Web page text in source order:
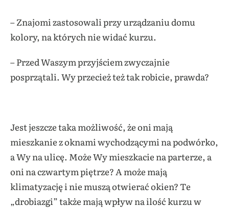
– Znajomi zastosowali przy urządzaniu domu
kolory, na których nie widać kurzu.
– Przed Waszym przyjściem zwyczajnie
posprzątali. Wy przecież też tak robicie, prawda?
Jest jeszcze taka możliwość, że oni mają
mieszkanie z oknami wychodzącymi na podwórko,
a Wy na ulicę. Może Wy mieszkacie na parterze, a
oni na czwartym piętrze? A może mają
klimatyzację i nie muszą otwierać okien? Te
„drobiazgi” także mają wpływ na ilość kurzu w